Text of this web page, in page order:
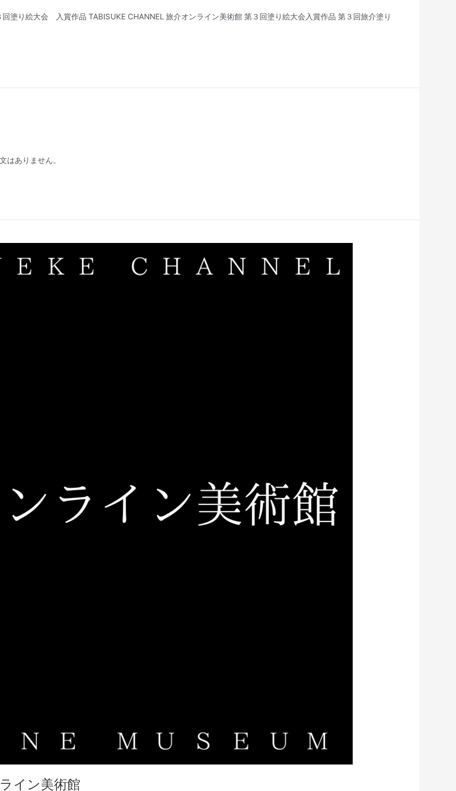
塗り絵大会 入賞作品 TABISUKE CHANNEL 旅介オンライン美術館 第３回塗り絵大会入賞作品 第３回旅介塗り
はありません。
イン美術館